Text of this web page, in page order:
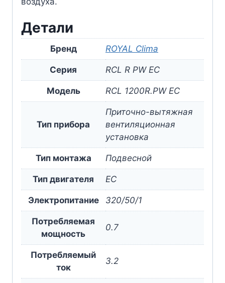
Детали
Бренд ROYAL Clima
Серия RCL R PW EC
Модель RCL 1200R.PW EC
Тип прибора
Приточно-вытяжная
вентиляционная
установка
Тип монтажа Подвесной
Тип двигателя EC
Электропитание 320/50/1
Потребляемая
мощность
0.7
Потребляемый
ток
3.2